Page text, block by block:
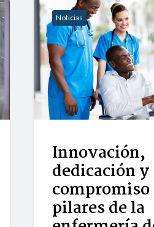
Noticias
Innovación,
dedicación y
compromiso
pilares de la